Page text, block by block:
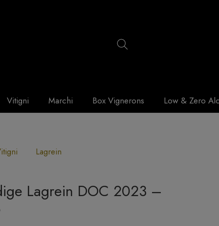
Vitigni Marchi Box Vignerons Low & Zero
Lagrein
Lagrein DOC 2023 –